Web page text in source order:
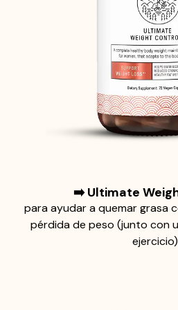
➡️ Ultimate
para ayudar a quemar grasa
pérdida de peso (junto con
ejercicio)